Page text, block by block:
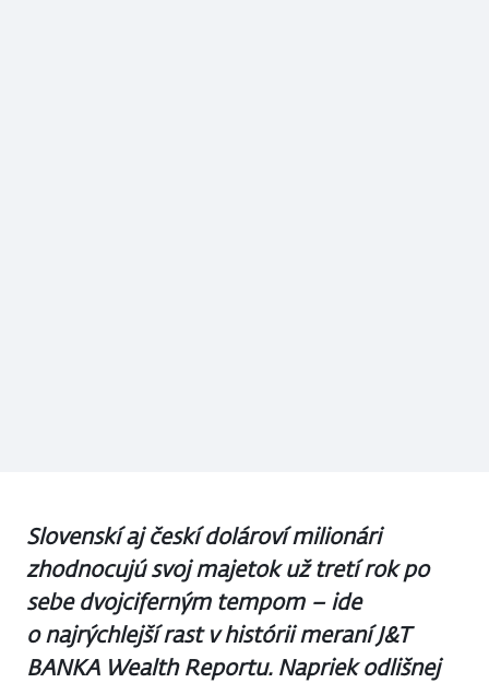
Slovenskí aj českí dolároví milionári
zhodnocujú svoj majetok už tretí rok po
sebe dvojciferným tempom – ide
o najrýchlejší rast v histórii meraní J&T
BANKA Wealth Reportu. Napriek odlišnej